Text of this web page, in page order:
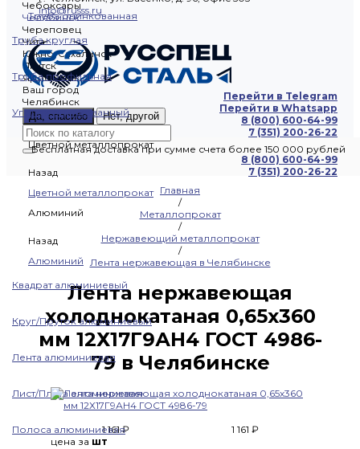
Чебоксары
Челябинск
Череповец
Чита
Южно-Сахалинск
Якутск
Ярославль
Ваш город
Челябинск
Да, спасибо
Нет, другой
8 (800) 600-64-99
7 (351) 200-26-22
info@russs.ru
Перейти в Telegram
Перейти в Whatsapp
8 (800) 600-64-99
7 (351) 200-26-22
Труба оцинкованная
Труба круглая
Труба профильная
Уголок оцинкованный
Цветной металлопрокат
Назад
Цветной металлопрокат
Алюминий
Назад
Алюминий
Квадрат алюминиевый
Круг/Пруток алюминиевый
Лента алюминиевая
Лист/Плита алюминиевая
Полоса алюминиевая
Бесплатная доставка при сумме счета более 150 000 рублей
Главная
/
Металлопрокат
/
Нержавеющий металлопрокат
/
Лента нержавеющая в Челябинске
Лента нержавеющая
холоднокатаная 0,65х360
мм 12Х17Г9АН4 ГОСТ 4986-
79 в Челябинске
1 161 ₽
1 161 ₽
цена за шт